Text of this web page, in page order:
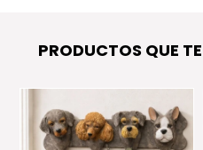
PRODUCTOS QUE